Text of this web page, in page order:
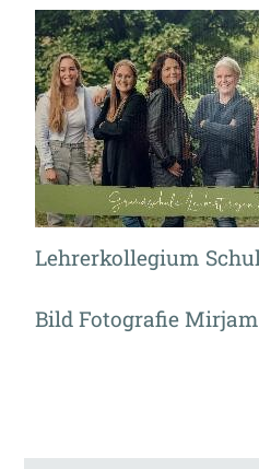
Lehrerkollegium
Bild Fotografie